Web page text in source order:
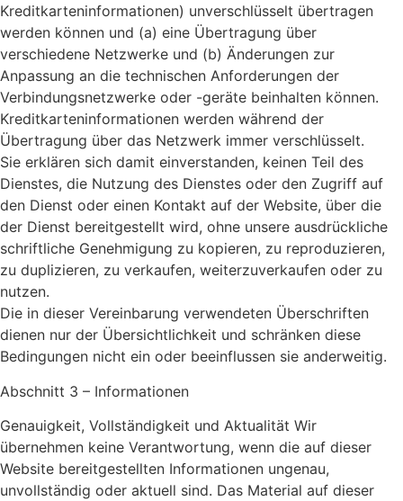
Kreditkarteninformationen) unverschlüsselt übertragen
werden können und (a) eine Übertragung über
verschiedene Netzwerke und (b) Änderungen zur
Anpassung an die technischen Anforderungen der
Verbindungsnetzwerke oder -geräte beinhalten können.
Kreditkarteninformationen werden während der
Übertragung über das Netzwerk immer verschlüsselt.
Sie erklären sich damit einverstanden, keinen Teil des
Dienstes, die Nutzung des Dienstes oder den Zugriff auf
den Dienst oder einen Kontakt auf der Website, über die
der Dienst bereitgestellt wird, ohne unsere ausdrückliche
schriftliche Genehmigung zu kopieren, zu reproduzieren,
zu duplizieren, zu verkaufen, weiterzuverkaufen oder zu
nutzen.
Die in dieser Vereinbarung verwendeten Überschriften
dienen nur der Übersichtlichkeit und schränken diese
Bedingungen nicht ein oder beeinflussen sie anderweitig.
Abschnitt 3 – Informationen
Genauigkeit, Vollständigkeit und Aktualität Wir
übernehmen keine Verantwortung, wenn die auf dieser
Website bereitgestellten Informationen ungenau,
unvollständig oder aktuell sind. Das Material auf dieser